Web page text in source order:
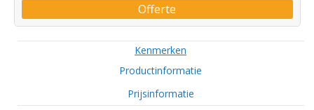
Offerte
Kenmerken
Productinformatie
Prijsinformatie